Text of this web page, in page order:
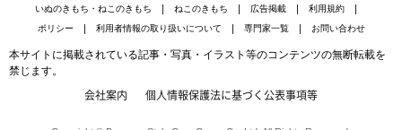
いぬのきもち・ねこのきもち ねこのきもち 広告掲載
利用規約
ポリシー
利用者情報の取り扱いについて 専門家一覧 お問い合わせ
本サイトに掲載されている記事・写真・イラスト等のコンテンツの無断転載を
禁じます。
会社案内 個人情報保護法に基づく公表事項等